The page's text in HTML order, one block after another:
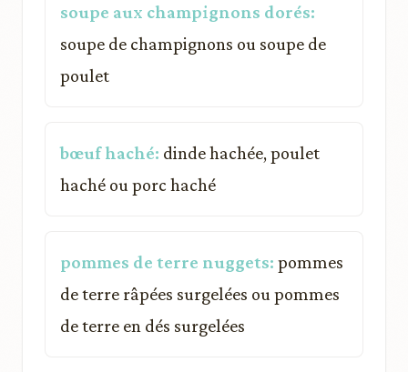
soupe aux champignons dorés:
soupe de champignons ou soupe de
poulet
bœuf haché: dinde hachée, poulet
haché ou porc haché
pommes de terre nuggets: pommes
de terre râpées surgelées ou pommes
de terre en dés surgelées